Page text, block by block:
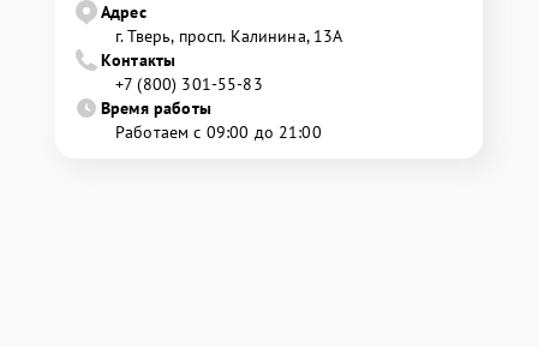
Адрес
г. Тверь, просп. Калинина, 13А
Контакты
+7 (800) 301-55-83
Время работы
Работаем с 09:00 до 21:00